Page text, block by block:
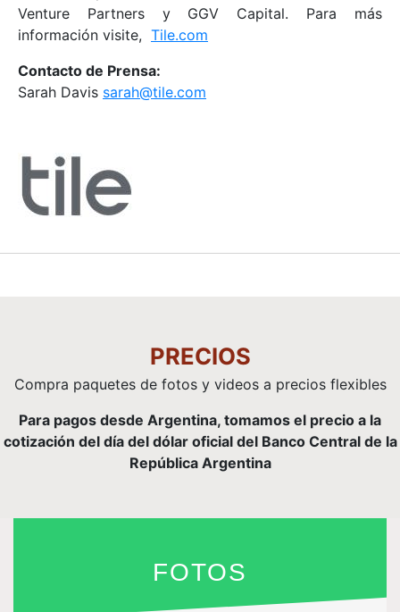
Venture Partners y GGV Capital. Para más
información visite, Tile.com
Contacto de Prensa:
Sarah Davis sarah@tile.com
PRECIOS
Compra paquetes de fotos y videos a precios flexibles
Para pagos desde Argentina, tomamos el precio a la
cotización del día del dólar oficial del Banco Central de la
República Argentina
FOTOS